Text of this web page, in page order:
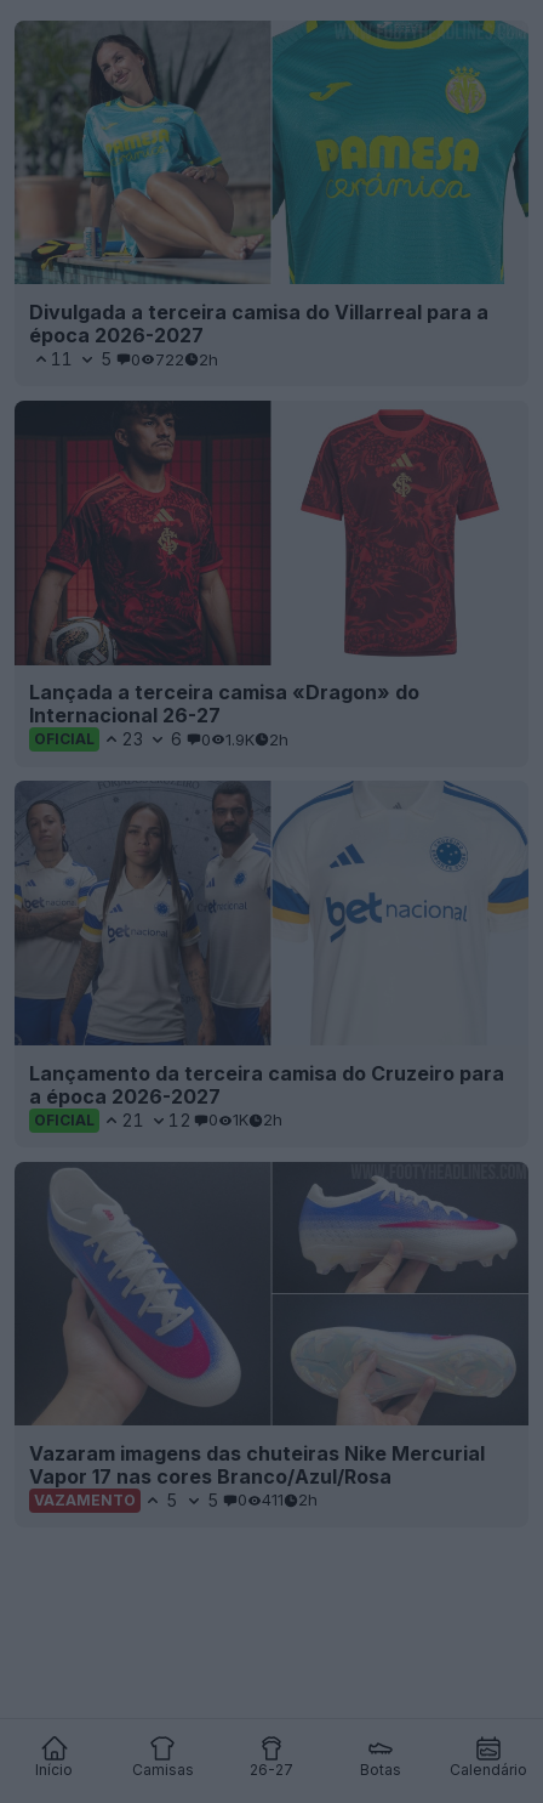
Início Camisas 26-27 Botas Calendário
Divulgada a terceira camisa do Villarreal para a
época 2026-2027
11 5 0 722 2h
Lançada a terceira camisa «Dragon» do
Internacional 26-27
OFICIAL 23 6 0 1.9K 2h
Lançamento da terceira camisa do Cruzeiro para
a época 2026-2027
OFICIAL 21 12 0 1K 2h
Vazaram imagens das chuteiras Nike Mercurial
Vapor 17 nas cores Branco/Azul/Rosa
VAZAMENTO 5 5 0 411 2h